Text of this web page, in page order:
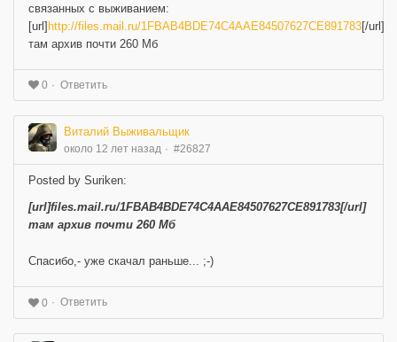
связанных с выживанием:
[url]http://files.mail.ru/1FBAB4BDE74C4AAE84507627CE891783[/url]
там архив почти 260 Мб
0 Ответить
Виталий Выживальщик
около 12 лет назад #26827
Posted by Suriken:
[url]files.mail.ru/1FBAB4BDE74C4AAE84507627CE891783[/url]
там архив почти 260 Мб
Спасибо,- уже скачал раньше... ;-)
0 Ответить